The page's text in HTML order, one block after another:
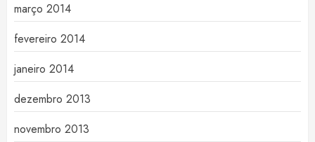
março 2014
fevereiro 2014
janeiro 2014
dezembro 2013
novembro 2013